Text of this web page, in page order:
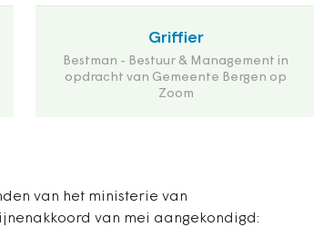
Griffier
Bestman - Bestuur & Management in
opdracht van Gemeente Bergen op
Zoom
van het ministerie van
van mei aangekondigd: